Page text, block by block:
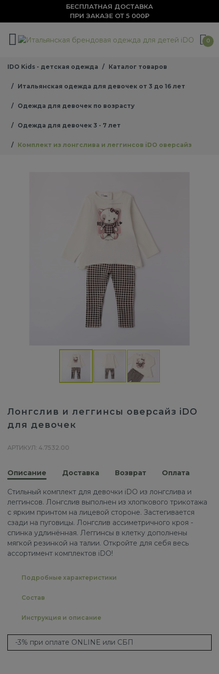
БЕСПЛАТНАЯ ДОСТАВКА
ПРИ ЗАКАЗЕ ОТ 5 000₽
0
IDO Kids - детская одежда Каталог товаров
Итальянская одежда для девочек от 3 до 16 лет
Одежда для девочек по возрасту
Одежда для девочек 3 - 7 лет
Комплект из лонгслива и леггинсов iDO оверсайз
Лонгслив и леггинсы оверсайз iDO
для девочек
АРТИКУЛ: 4.7532.00
Описание Доставка Возврат Оплата
Стильный комплект для девочки iDO из лонгслива и
леггинсов. Лонгслив выполнен из хлопкового трикотажа
с ярким принтом на лицевой стороне. Застегивается
сзади на пуговицы. Лонгслив ассиметричного кроя -
спинка удлинённая. Леггинсы в клетку дополнены
мягкой резинкой на талии. Откройте для себя весь
ассортимент комплектов iDO!
Подробные характеристики
Состав
Инструкция и описание
-3% при оплате ONLINE или СБП